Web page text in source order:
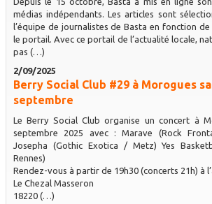
médias indépendants. Les articles sont
l’équipe de journalistes de Basta en fonction
le portail. Avec ce portail de l’actualité locale,
pas (…)
2/09/2025
Berry Social Club #29 à Morogues
septembre
Le Berry Social Club organise un concert à
septembre 2025 avec : Marave (Rock
Josepha (Gothic Exotica / Metz) Yes
Rennes)
Rendez-vous à partir de 19h30 (concerts 21h) à
Le Chezal Masseron
18220 (…)